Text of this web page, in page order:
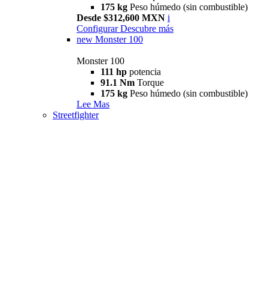
175 kg Peso húmedo (sin combustible)
Desde $312,600 MXN i
Configurar Descubre más
new Monster 100
Monster 100
111 hp potencia
91.1 Nm Torque
175 kg Peso húmedo (sin combustible)
Lee Mas
Streetfighter